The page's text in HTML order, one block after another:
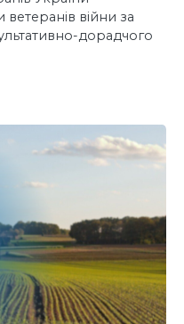
війни за
дорадчого